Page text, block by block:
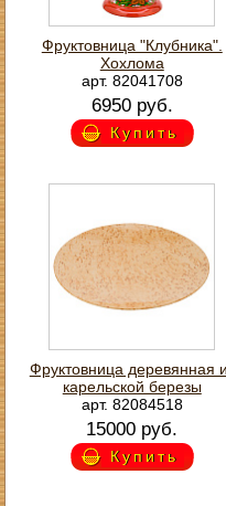
Фруктовница "Клубника".
Хохлома
арт. 82041708
6950 руб.
Купить
Фруктовница деревянная
карельской березы
арт. 82084518
15000 руб.
Купить